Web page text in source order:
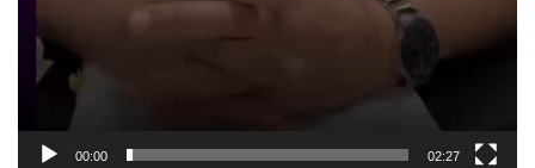
00:00 02:27